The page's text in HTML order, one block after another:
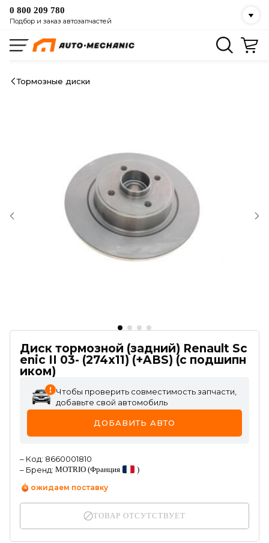
0 800 209 780
Подбор и заказ автозапчастей
Тормозные диски
Диск тормозной (задний) Renault Sc
enic II 03- (274x11) (+ABS) (с подшипн
иком)
Чтобы проверить совместимость запчасти,
добавьте свой автомобиль
ДОБАВИТЬ АВТО
– Код: 8660001810
– Бренд: MOTRIO (Франция
)
ожидаем поставку
ТОВАР ОТСУТСТВУЕТ